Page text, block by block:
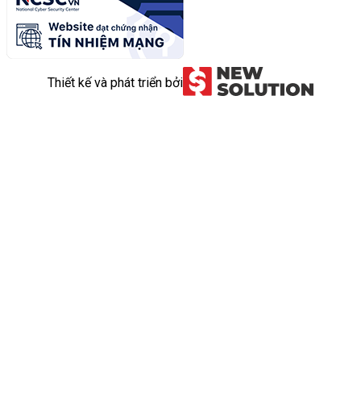
Thiết kế và phát triển bởi